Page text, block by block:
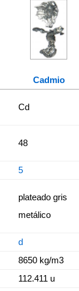
Cadmio
Cd
48
5
plateado gris
metálico
d
8650 kg/m3
112.411 u